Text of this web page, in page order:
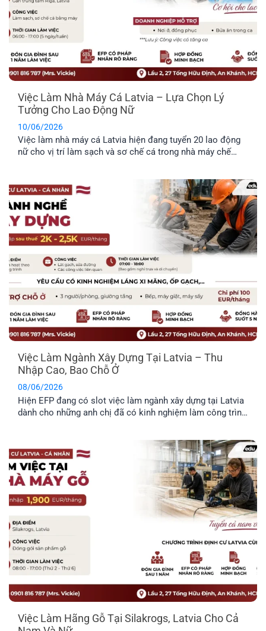
Việc Làm Nhà Máy Cá Latvia – Lựa Chọn Lý
Tưởng Cho Lao Động Nữ
10/06/2026
Việc làm nhà máy cá Latvia hiện đang tuyển 20 lao động
nữ cho vị trí làm sạch và sơ chế cá trong nhà máy chế
chỗ ở. Đây là công việc rất [...]
Việc Làm Ngành Xây Dựng Tại Latvia – Thu
Nhập Cao, Bao Chỗ Ở
08/06/2026
Hiện EFP đang có slot việc làm ngành xây dựng tại Latvia
dành cho những anh chị đã có kinh nghiệm làm công trình
Trong bài viết dưới đây, anh [...]
Việc Làm Hãng Gỗ Tại Silakrogs, Latvia Cho Cả